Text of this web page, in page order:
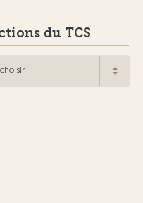
du TCS